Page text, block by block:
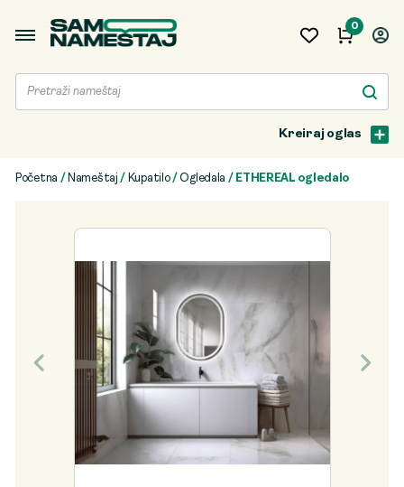
0
Kreiraj oglas
Početna / Nameštaj / Kupatilo/Ogledala / ETHEREAL ogledalo